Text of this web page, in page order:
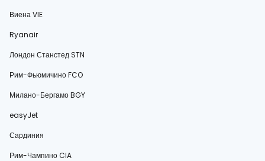
Виена VIE
Ryanair
Лондон Станстед STN
Рим-Фьюмичино FCO
Милано-Бергамо BGY
easyJet
Сардиния
Рим-Чампино CIA